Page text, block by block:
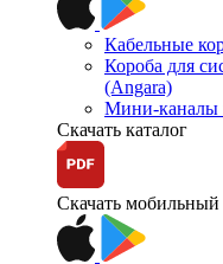
Кабельные
Короба для
(Angara)
Мини-каналы
Скачать каталог
Скачать мобильный